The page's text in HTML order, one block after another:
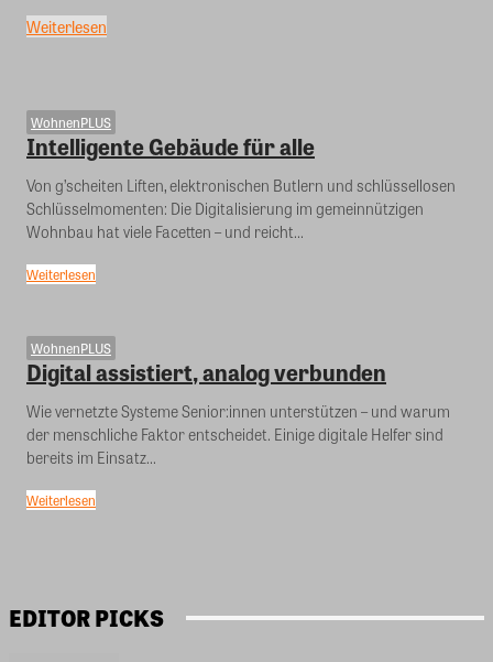
Weiterlesen
WohnenPLUS
Intelligente Gebäude für alle
Von g’scheiten Liften, elektronischen Butlern und schlüssellosen
Schlüsselmomenten: Die Digitalisierung im gemeinnützigen
Wohnbau hat viele Facetten – und reicht...
Weiterlesen
WohnenPLUS
Digital assistiert, analog verbunden
Wie vernetzte Systeme Senior:innen unterstützen – und warum
der menschliche Faktor entscheidet. Einige digitale Helfer sind
bereits im Einsatz...
Weiterlesen
EDITOR PICKS